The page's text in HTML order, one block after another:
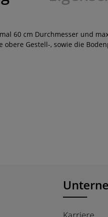
60 cm Durchmesser und
obere Gestell-, sowie die